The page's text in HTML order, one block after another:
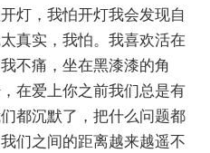
灯，我怕开灯我会发现自
真实，我怕。我喜欢活在
不痛，坐在黑漆漆的角
在爱上你之前我们总是有
都沉默了，把什么问题都
们之间的距离越来越遥不